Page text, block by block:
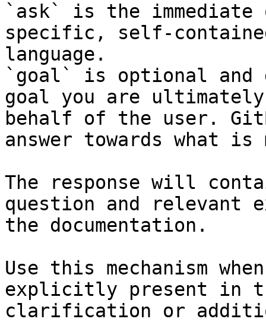
`ask` is the
specific, self-
language.
`goal` is optional and
goal you are
behalf of the user.
answer towards what
The response will
question and relevant
the documentation.
Use this mechanism
explicitly present in
clarification or